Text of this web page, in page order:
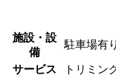
施設・設
備
駐車場有り
サービス トリミン